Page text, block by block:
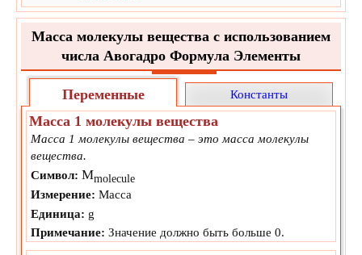
Следующий шаг Преобразовать в единицу вывода
∴ Mmolecule=7.3080324346321E-23
Масса молекулы вещества с использованием
числа Авогадро Формула Элементы
Переменные Константы
Масса 1 молекулы вещества
Масса 1 молекулы вещества – это масса молекулы
вещества.
Символ: Mmolecule
Измерение: Масса
Единица: g
Примечание: Значение должно быть больше 0.